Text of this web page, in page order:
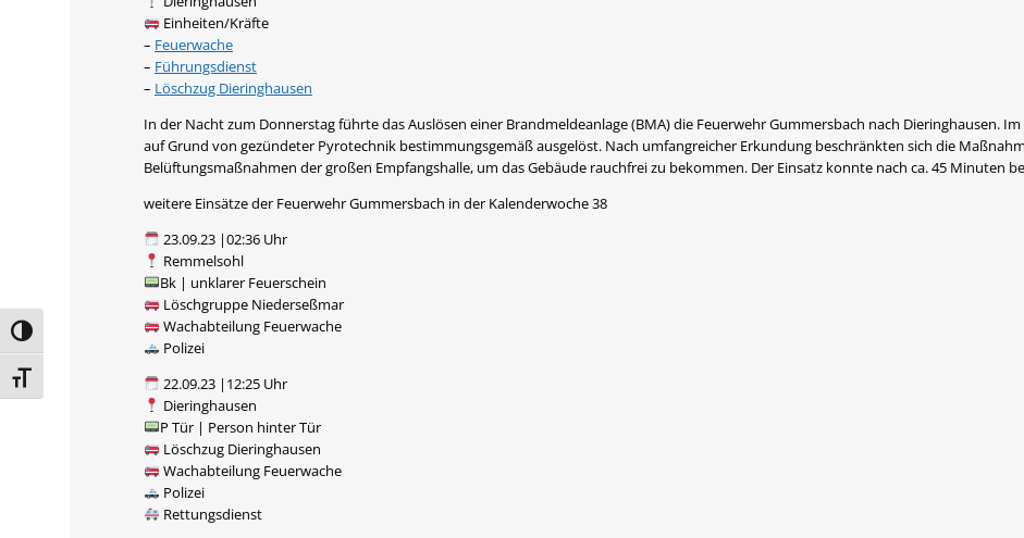
Umschalten auf hohe Kontraste
Schrift vergrößern
Einheiten/Kräfte
– Feuerwache
– Führungsdienst
– Löschzug Dieringhausen
In der Nacht zum Donnerstag führte das Auslösen einer Brandmeldeanlage (BMA) die Feuerwehr Gummersbach nach Dieringhausen.
auf Grund von gezündeter Pyrotechnik bestimmungsgemäß ausgelöst. Nach umfangreicher Erkundung beschränkten sich die
Belüftungsmaßnahmen der großen Empfangshalle, um das Gebäude rauchfrei zu bekommen. Der Einsatz konnte nach ca. 45 Minuten
weitere Einsätze der Feuerwehr Gummersbach in der Kalenderwoche 38
23.09.23 |02:36 Uhr
Remmelsohl
Bk | unklarer Feuerschein
Löschgruppe Niederseßmar
Wachabteilung Feuerwache
Polizei
22.09.23 |12:25 Uhr
Dieringhausen
P Tür | Person hinter Tür
Löschzug Dieringhausen
Wachabteilung Feuerwache
Polizei
Rettungsdienst